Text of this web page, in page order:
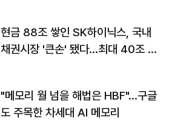
현금 88조 쌓인 SK하이닉스, 국내
채권시장 '큰손' 됐다…최대 40조 투
"메모리 월 넘을 해법은 HBF"…구글
도 주목한 차세대 AI 메모리